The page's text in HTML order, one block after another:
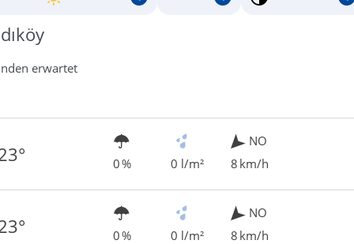
erwartet
0 % 0 l/m²
NO
8 km/h
0 % 0 l/m²
NO
8 km/h